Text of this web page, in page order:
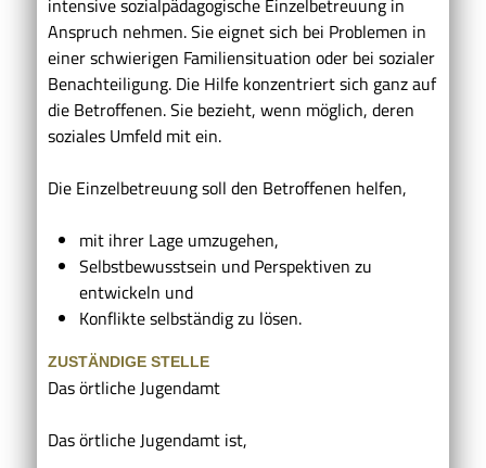
Anspruch nehmen. Sie eignet sich bei Problemen in
einer schwierigen Familiensituation oder bei sozialer
Benachteiligung. Die Hilfe konzentriert sich ganz auf
die Betroffenen. Sie bezieht, wenn möglich, deren
soziales Umfeld mit ein.
Die Einzelbetreuung soll den Betroffenen helfen,
mit ihrer Lage umzugehen,
Selbstbewusstsein und Perspektiven zu
entwickeln und
Konflikte selbständig zu lösen.
ZUSTÄNDIGE STELLE
Das örtliche Jugendamt
Das örtliche Jugendamt ist,